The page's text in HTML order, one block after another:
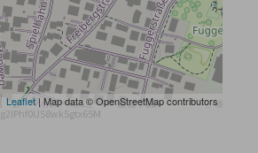
Leaflet| Map data © OpenStreetMap contributors
g2IPhf0U58wk5gtx65M